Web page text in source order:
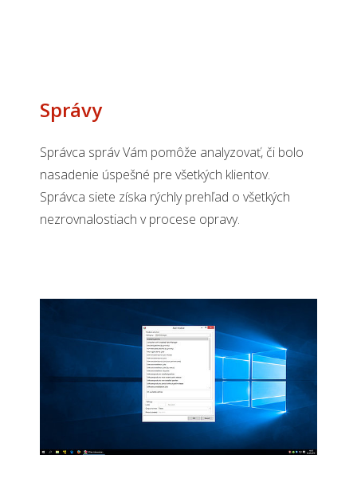
Správy
Správca správ Vám pomôže analyzovať, či bolo
nasadenie úspešné pre všetkých klientov.
Správca siete získa rýchly prehľad o všetkých
nezrovnalostiach v procese opravy.